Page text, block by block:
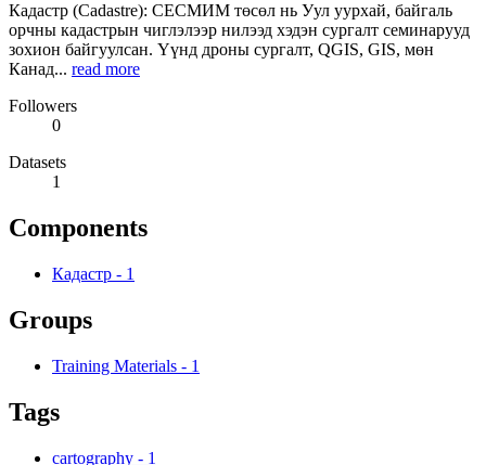
Кадастр (Cadastre): СЕСМИМ төсөл нь Уул уурхай, байгаль
орчны кадастрын чиглэлээр нилээд хэдэн сургалт семинарууд
зохион байгуулсан. Үүнд дроны сургалт, QGIS, GIS, мөн
Канад... read more
Followers
0
Datasets
1
Components
Кадастр - 1
Groups
Training Materials - 1
Tags
cartography - 1